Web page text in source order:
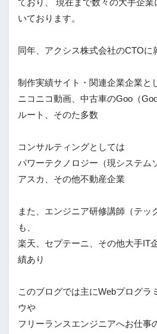
ており、 現在まで数々の大手企
いております。
同年、アクシス株式会社のCTOに
制作実績サイト・関連企業企業と
ニコニコ動画、中古車のGoo（
ルート、そのた多数
コンサルティングとしては
パワーテクノロジー（現システム
アスカ、その他不動産企業
また、エンジニア研修講師（テッ
も、
楽天、セプテーニ、その他大手IT
績あり
このブログでは主にWebプログラ
ウや
フリーランスエンジニアへお仕事